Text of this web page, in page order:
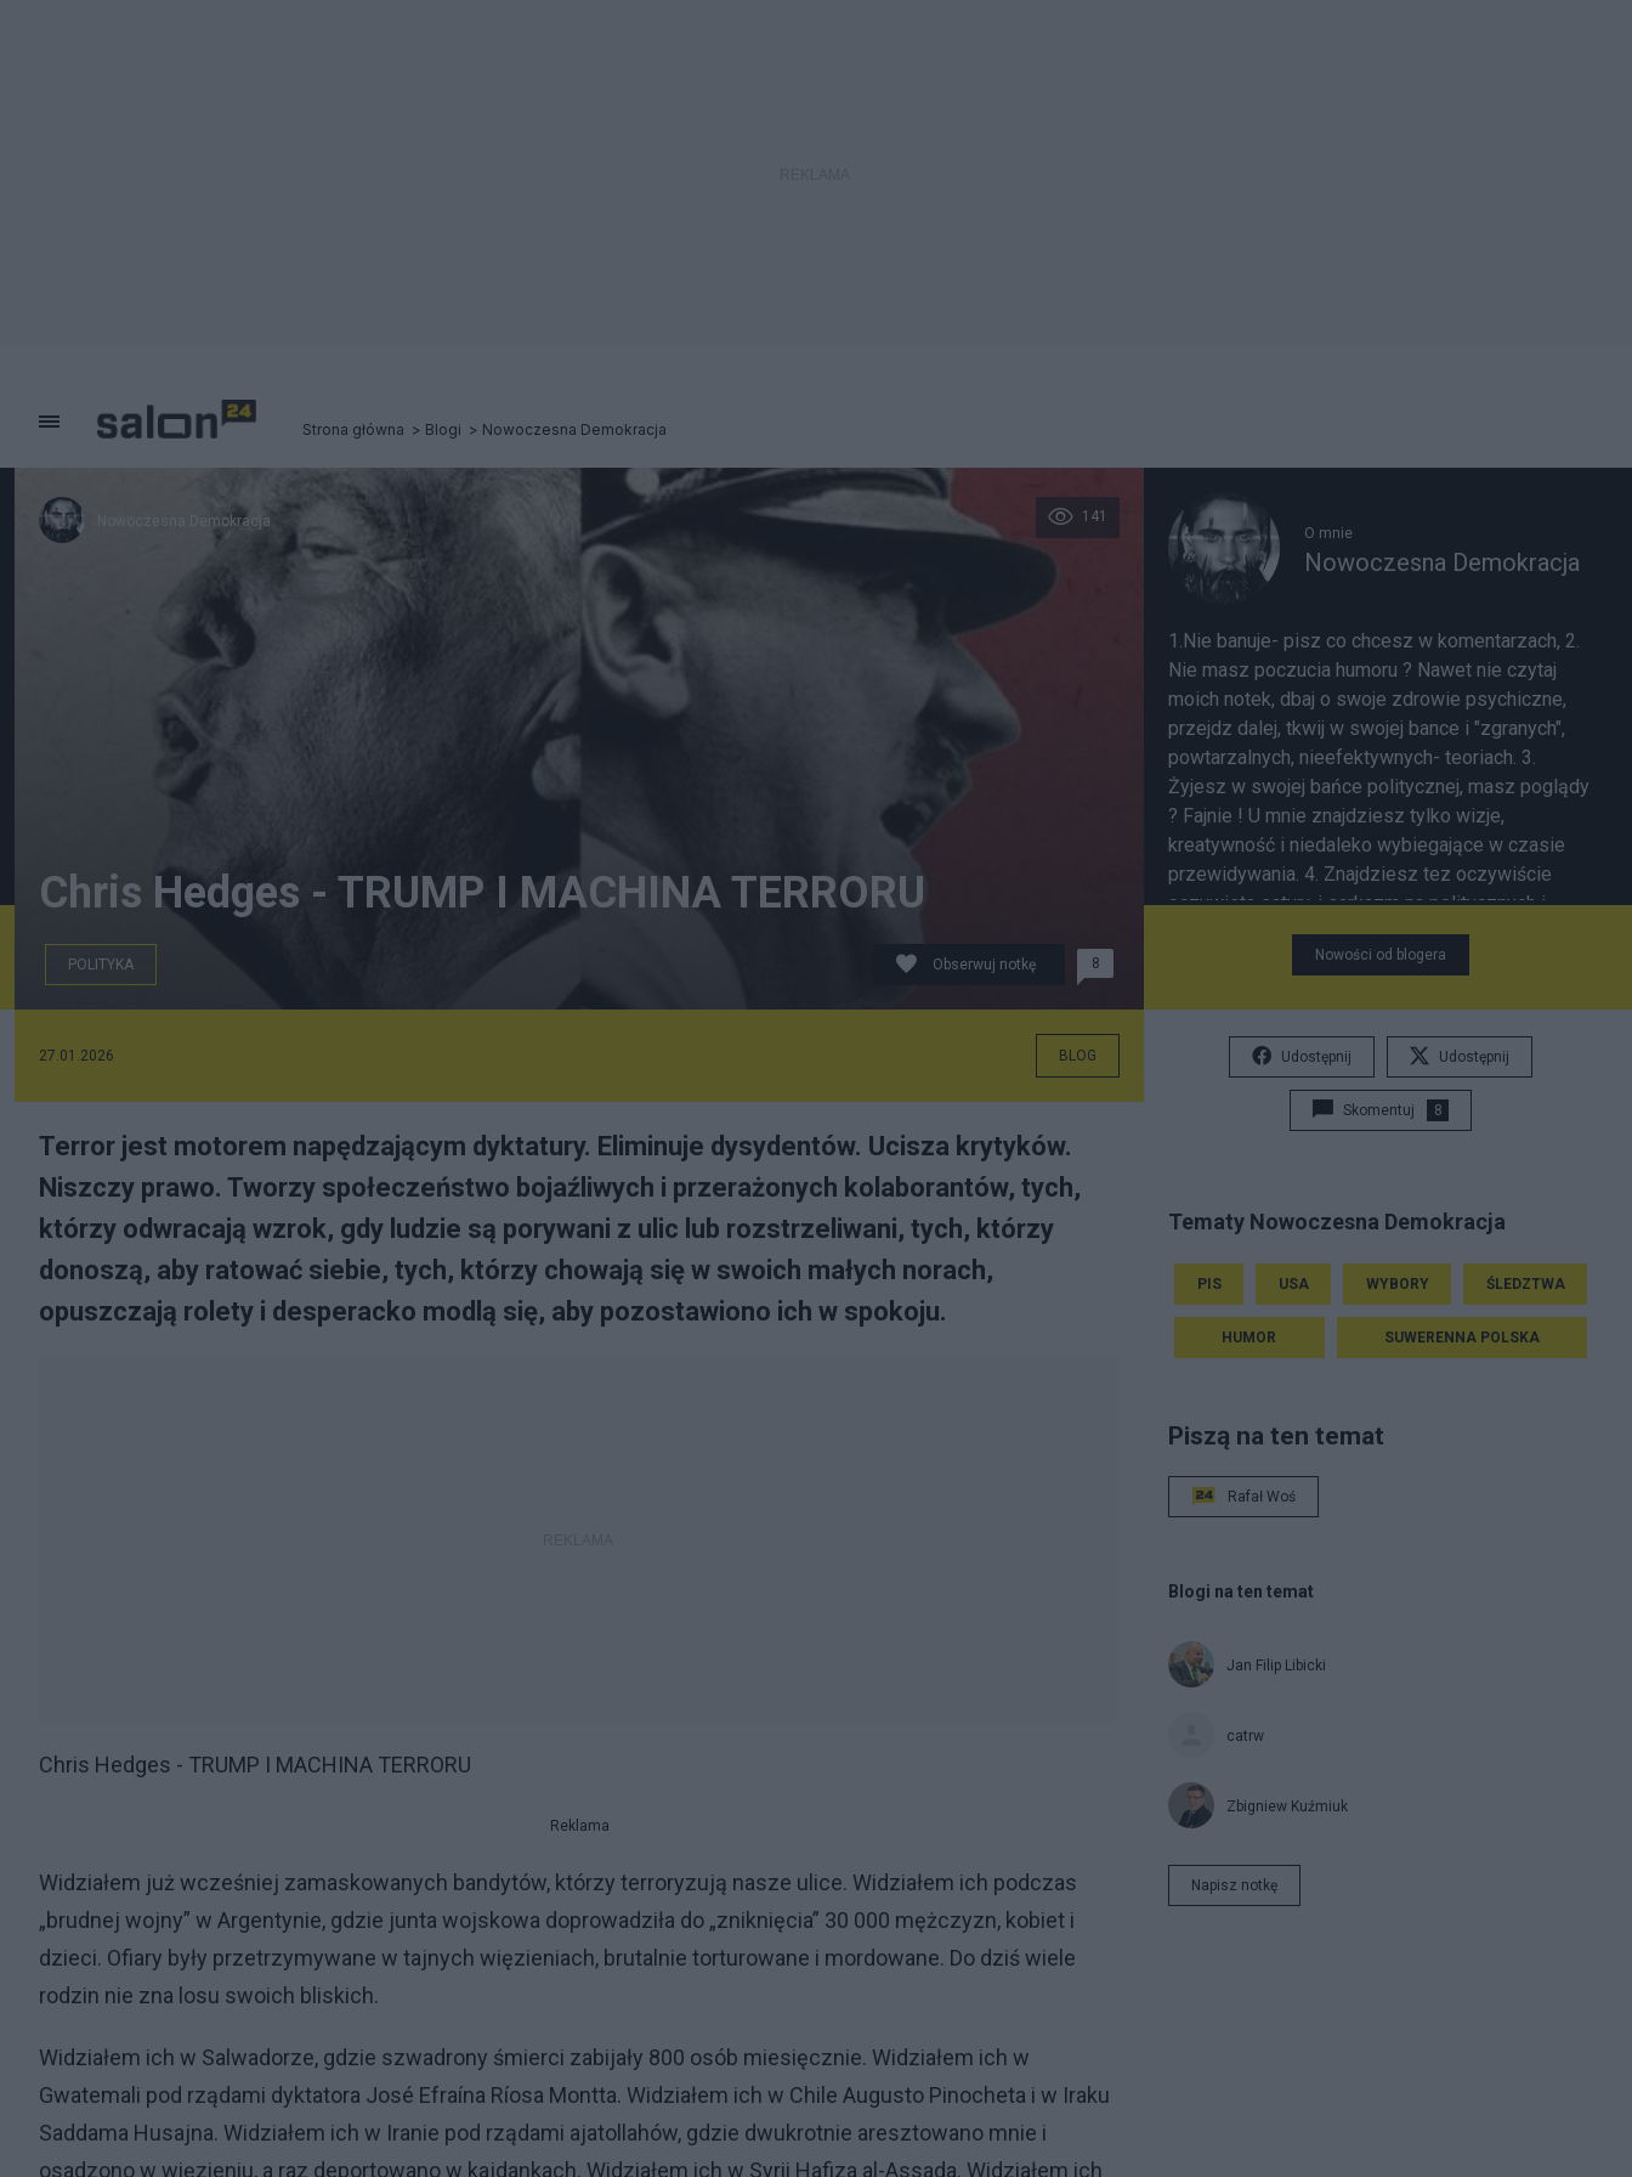
Strona główna Blogi Nowoczesna Demokracja
Nowoczesna Demokracja 141
Chris Hedges - TRUMP I MACHINA TERRORU
POLITYKA Obserwuj notkę 8
27.01.2026 BLOG
Terror jest motorem napędzającym dyktatury. Eliminuje dysydentów. Ucisza krytyków.
Niszczy prawo. Tworzy społeczeństwo bojaźliwych i przerażonych kolaborantów, tych,
którzy odwracają wzrok, gdy ludzie są porywani z ulic lub rozstrzeliwani, tych, którzy
donoszą, aby ratować siebie, tych, którzy chowają się w swoich małych norach,
opuszczają rolety i desperacko modlą się, aby pozostawiono ich w spokoju.
Chris Hedges - TRUMP I MACHINA TERRORU
Reklama
Widziałem już wcześniej zamaskowanych bandytów, którzy terroryzują nasze ulice. Widziałem ich podczas
„brudnej wojny” w Argentynie, gdzie junta wojskowa doprowadziła do „zniknięcia” 30 000 mężczyzn, kobiet i
dzieci. Ofiary były przetrzymywane w tajnych więzieniach, brutalnie torturowane i mordowane. Do dziś wiele
rodzin nie zna losu swoich bliskich.
Widziałem ich w Salwadorze, gdzie szwadrony śmierci zabijały 800 osób miesięcznie. Widziałem ich w
Gwatemali pod rządami dyktatora José Efraína Ríosa Montta. Widziałem ich w Chile Augusto Pinocheta i w Iraku
Saddama Husajna. Widziałem ich w Iranie pod rządami ajatollahów, gdzie dwukrotnie aresztowano mnie i
osadzono w więzieniu, a raz deportowano w kajdankach. Widziałem ich w Syrii Hafiza al-Assada. Widziałem ich
O mnie
Nowoczesna Demokracja
1.Nie banuje- pisz co chcesz w komentarzach, 2.
Nie masz poczucia humoru ? Nawet nie czytaj
moich notek, dbaj o swoje zdrowie psychiczne,
przejdz dalej, tkwij w swojej bance i "zgranych",
powtarzalnych, nieefektywnych- teoriach. 3.
Żyjesz w swojej bańce politycznej, masz poglądy
? Fajnie ! U mnie znajdziesz tylko wizje,
kreatywność i niedaleko wybiegające w czasie
przewidywania. 4. Znajdziesz tez oczywiście
oczywista satyrę i sarkazm na politycznych i
groteskowych kretynów. Ktorych jedynym
życiowym osiągnięciem jest trwanie jak najbliżej
jutro, za tydzień czy za rok, i musi umieć
wytłumaczyć, dlaczego nie zaszło to, co
przepowiedział" /W. Churchill /
Nowości od blogera
Udostępnij Udostępnij
Skomentuj 8
Tematy Nowoczesna Demokracja
PIS USA WYBORY ŚLEDZTWA
HUMOR SUWERENNA POLSKA
Piszą na ten temat
Rafał Woś
Blogi na ten temat
Jan Filip Libicki
catrw
Zbigniew Kuźmiuk
Napisz notkę